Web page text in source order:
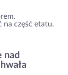
na część etatu.
nad